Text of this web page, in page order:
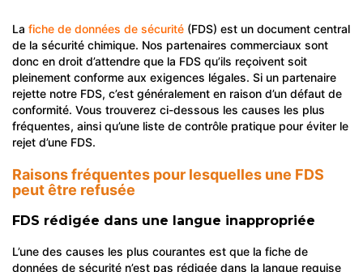
La fiche de données de sécurité (FDS) est un document central
de la sécurité chimique. Nos partenaires commerciaux sont
donc en droit d’attendre que la FDS qu’ils reçoivent soit
pleinement conforme aux exigences légales. Si un partenaire
rejette notre FDS, c’est généralement en raison d’un défaut de
conformité. Vous trouverez ci-dessous les causes les plus
fréquentes, ainsi qu’une liste de contrôle pratique pour éviter le
rejet d’une FDS.
Raisons fréquentes pour lesquelles une FDS
peut être refusée
FDS rédigée dans une langue inappropriée
L’une des causes les plus courantes est que la fiche de
données de sécurité n’est pas rédigée dans la langue requise